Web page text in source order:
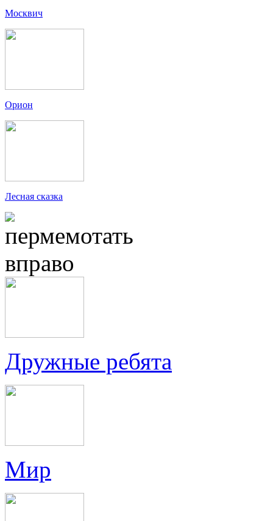
Москвич
Орион
Лесная сказка
Дружные ребята
Мир